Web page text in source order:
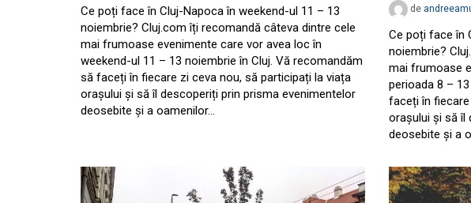
Ce poți face în Cluj-Napoca în weekend-ul 11 – 13
noiembrie? Cluj.com îți recomandă câteva dintre cele
mai frumoase evenimente care vor avea loc în
weekend-ul 11 – 13 noiembrie în Cluj. Vă recomandăm
să faceți în fiecare zi ceva nou, să participați la viața
orașului și să îl descoperiți prin prisma evenimentelor
deosebite și a oamenilor…
de
Ce poți face în
noiembrie?
mai frumoase
perioada 8 –
faceți în
orașului și să îl
deosebite și a